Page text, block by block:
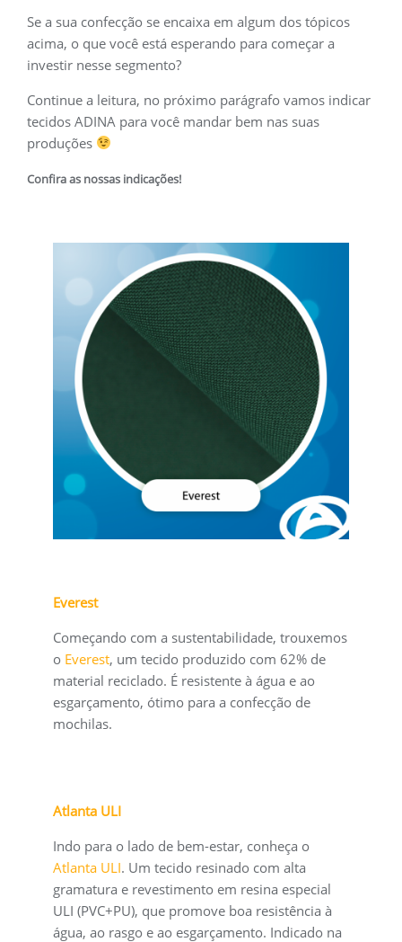
Se a sua confecção se encaixa em algum dos tópicos
acima, o que você está esperando para começar a
investir nesse segmento?
Continue a leitura, no próximo parágrafo vamos indicar
tecidos ADINA para você mandar bem nas suas
produções
Confira as nossas indicações!
Everest
Começando com a sustentabilidade, trouxemos
o Everest, um tecido produzido com 62% de
material reciclado. É resistente à água e ao
esgarçamento, ótimo para a confecção de
mochilas.
Atlanta ULI
Indo para o lado de bem-estar, conheça o
Atlanta ULI. Um tecido resinado com alta
gramatura e revestimento em resina especial
ULI (PVC+PU), que promove boa resistência à
água, ao rasgo e ao esgarçamento. Indicado na